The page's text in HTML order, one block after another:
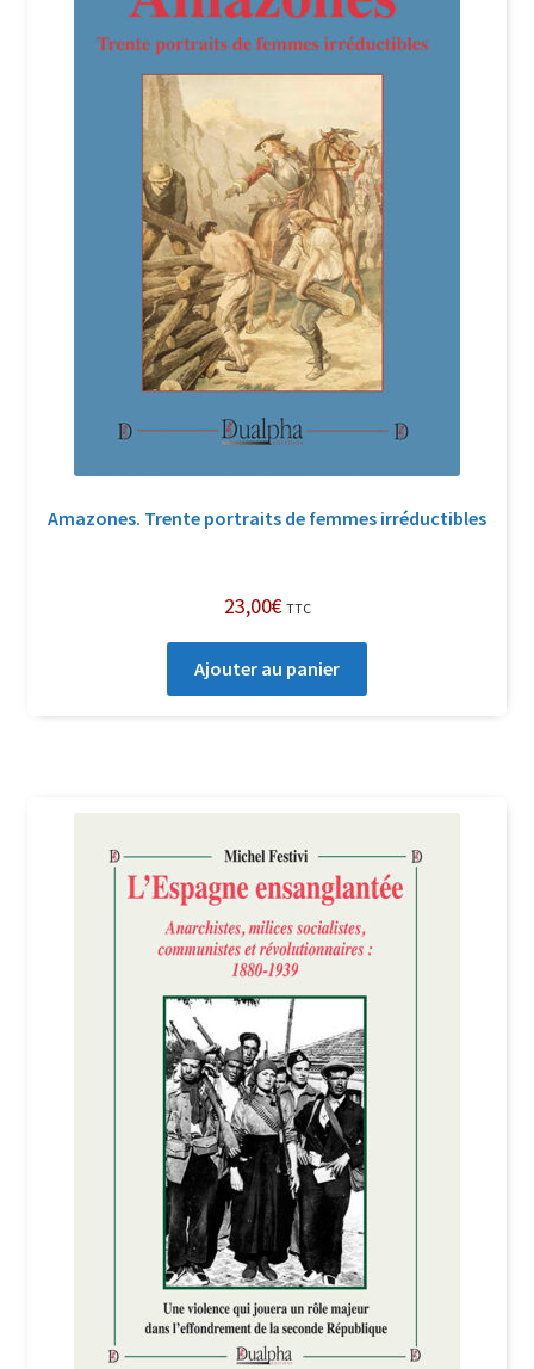
Login Customizer
Nous Contacter
Politique de confidentialité et cookies
Qui sommes-nous ?
Soutien à Philippe Randa
Suivi de la Commande
Amazones. Trente portraits de femmes irréductibles
23,00€ TTC
Ajouter au panier